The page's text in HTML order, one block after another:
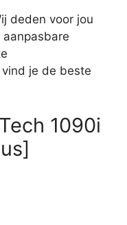
deden voor jou
je de beste
1090i